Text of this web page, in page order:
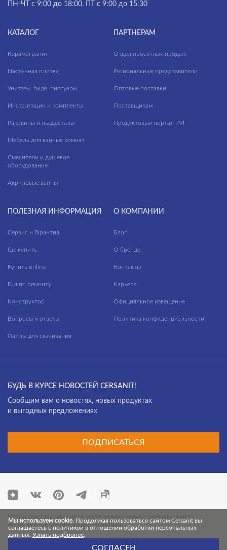
ПН-ЧТ с 9:00 до 18:00, ПТ с 9:00 до 15:30
КАТАЛОГ
Керамогранит
Настенная плитка
Унитазы, биде, писсуары
Инсталляции и комплекты
Раковины и пьедесталы
Мебель для ванных комнат
Смесители и душевое
оборудование
Акриловые ванны
ПАРТНЕРАМ
Отдел проектных продаж
Региональные представители
Оптовые поставки
Поставщикам
Продуктовый портал PVI
ПОЛЕЗНАЯ ИНФОРМАЦИЯ
Сервис и Гарантия
Где купить
Купить online
Гид по ремонту
Конструктор
Вопросы и ответы
Файлы для скачивания
О КОМПАНИИ
Блог
О бренде
Контакты
Карьера
Официальное извещение
Политика конфиденциальности
БУДЬ В КУРСЕ НОВОСТЕЙ CERSANIT!
Cообщим вам о новостях, новых продуктах
и выгодных предложениях
ПОДПИСАТЬСЯ
Цвет и текстура продуктов могут незначительно отличаться из-за
особенностей цветопередачи монитора.
© 2026 Cersanit. Все права защищены.
Мы используем cookie. Продолжая пользоваться сайтом Cersanit вы
соглашаетесь с политикой в отношении обработки персональных
данных. Узнать подбронее
СОГЛАСЕН